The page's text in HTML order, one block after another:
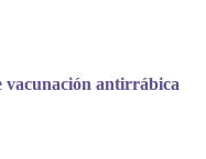
vacunación antirrábica